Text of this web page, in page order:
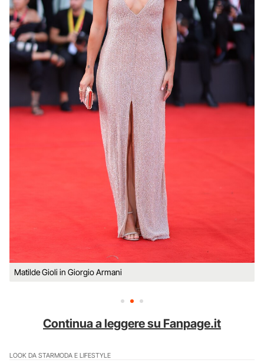
Matilde Gioli in Giorgio Armani
Continua a leggere su Fanpage.it
LOOK DA STARMODA E LIFESTYLE